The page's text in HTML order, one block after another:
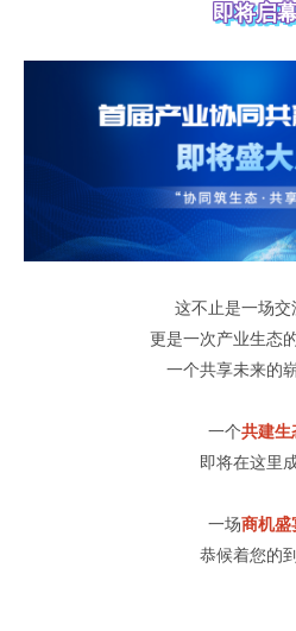
即将启
这不止是一场交
更是一次产业生态
一个共享未来的
一个共建生
即将在这里
一场商机盛
恭候着您的到